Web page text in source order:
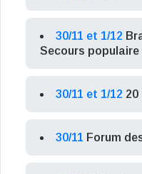
30/11 et 1/12
Secours populaire
30/11 et 1/12 20
30/11 Forum